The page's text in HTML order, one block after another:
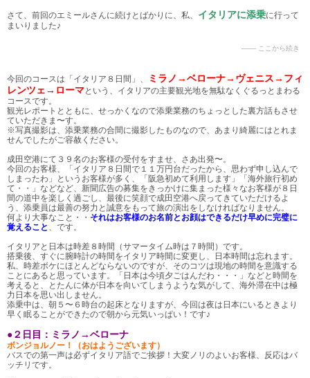
さて、前回のエミールさんに続けとばかりに、私、 イタリアに添乗に行って
まいりました♪
今回のコースは「イタリア８日間」、
ミラノ→ベローナ→ヴェニス→フィ
レンツェ→ローマという、イタリアの主要観光地を無駄なくぐるっとまわる
コースです。
観光レポートとともに、せっかくなので添乗業務のちょっとした裏方話もさせ
ていただきま〜す。
※写真撮影は、添乗業務の合間に撮影したものなので、あまり綺麗にはとれま
せんでしたがご容赦ください。
成田空港にて３９名のお客様の受付をすませ、さあ出発〜。
今回のお客様、「イタリア８日間で１１万円台だったから、思わず申し込んで
しまったわ」というお客様が多く、「阪急初めて利用します」「海外旅行初め
て・・」などなど、新聞広告の募集をきっかけに集まった様々なお客様が８日
間の道中を楽しく過ごし、最後に笑顔で成田空港へ戻ってきていただけるよ
う、添乗員は最善の努力と誠意をもって旅の演出をしなければなりません。
何より大事なこと・・ それはお客様のお名前とお顔はできるだけ早めに完璧に
覚えること
、です。
イタリアと日本は時差８時間（サマータイム時は７時間）です。
搭乗後、すぐに腕時計の時間をイタリア時間に変更し、日本時間は忘れます。
私、時差ボケにほとんどならないのですが、そのコツは現地の時間を意識する
ことにあると思っています。「日本は今頃夕ごはんだわ・・・」などと時間を
考えると、とたんに体が日本を向いてしまうような気がして、海外滞在中は極
力日本を思い出しません。
添乗中は、朝５〜６時台の起床となりますが、今回は夜は日本にいるときより
早く眠ることができたので朝から元気いっぱい！です♪
●２日目：ミラノ→ベローナ
ボンジョルノー！（おはようございます）
バスでの第一声は必ずイタリア語でご挨拶！大変ノリのよいお客様、反応はバ
ッチリです。